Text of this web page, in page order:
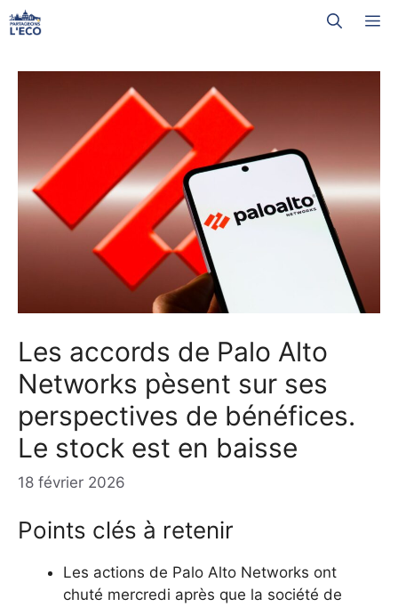
Aller
au
Les accords de Palo Alto
Networks pèsent sur ses
perspectives de bénéfices.
Le stock est en baisse
18 février 2026
Points clés à retenir
Les actions de Palo Alto Networks ont
chuté mercredi après que la société de